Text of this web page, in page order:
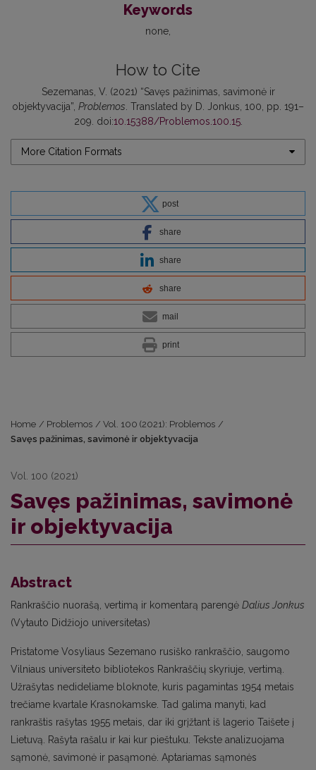
Keywords
none
How to Cite
Sezemanas, V. (2021) “Savęs pažinimas, savimonė ir
objektyvacija”, Problemos . Translated by D. Jonkus, 100, pp. 191–
209. doi:10.15388/Problemos.100.15.
More Citation Formats
post
share
share
share
mail
print
Home / Problemos / Vol. 100 (2021): Problemos /
Savęs pažinimas, savimonė ir objektyvacija
Vol. 100 (2021)
Savęs pažinimas, savimonė
ir objektyvacija
Abstract
Rankraščio nuorašą, vertimą ir komentarą parengė Dalius Jonkus
(Vytauto Didžiojo universitetas)
Pristatome Vosyliaus Sezemano rusiško rankraščio, saugomo
Vilniaus universiteto bibliotekos Rankraščių skyriuje, vertimą.
Užrašytas nedideliame bloknote, kuris pagamintas 1954 metais
trečiame kvartale Krasnokamske. Tad galima manyti, kad
rankraštis rašytas 1955 metais, dar iki grįžtant iš lagerio Taišete į
Lietuvą. Rašyta rašalu ir kai kur pieštuku. Tekste analizuojama
sąmonė, savimonė ir pasąmonė. Aptariamas sąmonės